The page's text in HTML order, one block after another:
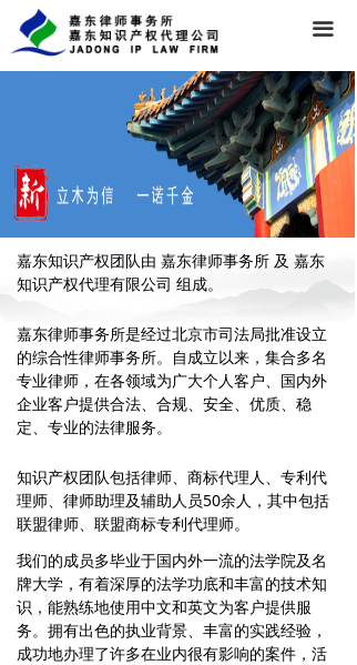
끀
嘉东知识产权团队由 嘉东律师事务所 及 嘉东
知识产权代理有限公司 组成。
嘉东律师事务所是经过北京市司法局批准设立
的综合性律师事务所。自成立以来，集合多名
专业律师，在各领域为广大个人客户、国内外
企业客户提供合法、合规、安全、优质、稳
定、专业的法律服务。
知识产权团队包括律师、商标代理人、专利代
理师、律师助理及辅助人员50余人，其中包括
联盟律师、联盟商标专利代理师。
我们的成员多毕业于国内外一流的法学院及名
牌大学，有着深厚的法学功底和丰富的技术知
识，能熟练地使用中文和英文为客户提供服
务。拥有出色的执业背景、丰富的实践经验，
成功地办理了许多在业内很有影响的案件，活
关于我们